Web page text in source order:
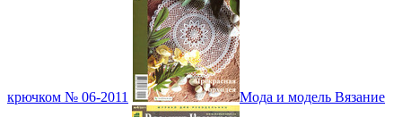
крючком № 06-2011 Мода и модель Вязание